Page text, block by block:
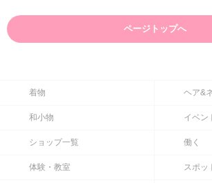
ページトップへ
着物 ヘア&
和小物 イベン
ショップ一覧 働く
体験・教室 スポッ